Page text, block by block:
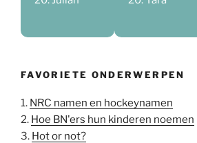
FAVORIETE ONDERWERPEN
1. NRC namen en hockeynamen
2. Hoe BN'ers hun kinderen noemen
3. Hot or not?